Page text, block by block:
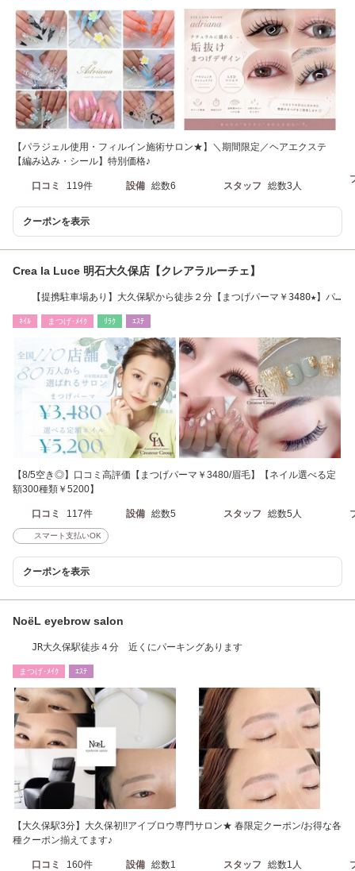
【パラジェル使用・フィルイン施術サロン★】＼期間限定／ヘアエクステ
【編み込み・シール】特別価格♪
口コミ 119件 設備 総数6 スタッフ 総数3人
クーポンを表示
Crea la Luce 明石大久保店【クレアラルーチェ】
【提携駐車場あり】大久保駅から徒歩２分【まつげパーマ￥3480★】パ
ﾈｲﾙ まつげ･ﾒｲｸ ﾘﾗｸ ｴｽﾃ
【8/5空き◎】口コミ高評価【まつげパーマ￥3480/眉毛】【ネイル選べる定
額300種類￥5200】
口コミ 117件 設備 総数5 スタッフ 総数5人
スマート支払いOK
クーポンを表示
NoёL eyebrow salon
JR大久保駅徒歩４分 近くにパーキングあります
まつげ･ﾒｲｸ ｴｽﾃ
【大久保駅3分】大久保初!!アイブロウ専門サロン★ 春限定クーポン/お得な各
種クーポン揃えてます♪
口コミ 160件 設備 総数1 スタッフ 総数1人